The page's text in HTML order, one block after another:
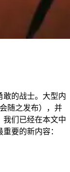
敢的战士。大型内
随之发布），并
我们已经在本文中
要的新内容：